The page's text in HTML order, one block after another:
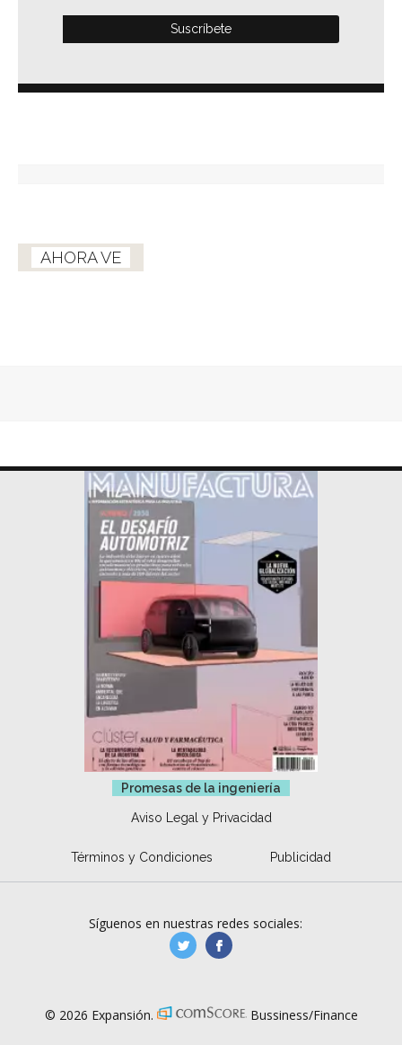
AHORA VE
Promesas de la ingeniería
Aviso Legal y Privacidad
Términos y Condiciones Publicidad
Síguenos en nuestras redes sociales:
manufacturaGE
© 2026 Expansión. Bussiness/Finance